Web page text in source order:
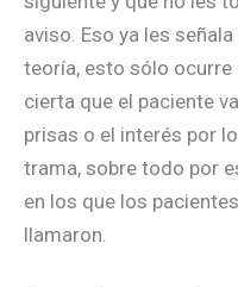
aviso. Eso ya les
teoría, esto sólo ocurre
cierta que el paciente
prisas o el interés por
trama, sobre todo por
en los que los
llamaron.